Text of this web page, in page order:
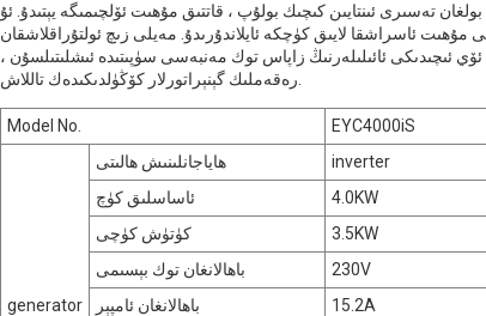
تەسىرى ئىنتايىن كىچىك بولۇپ ، قاتتىق مۇھىت ئۆلچىمىگە يېتىدۇ. ئۇ
ئاسراشقا لايىق كۈچكە ئايلاندۇرىدۇ. مەيلى زىچ ئولتۇراقلاشقان
ئىچىدىكى ئائىلىلەرنىڭ زاپاس توك مەنبەسى سۈپىتىدە ئىشلىتىلسۇن ،
Model No. EYC4000iS
generator
ھاياجانلىنىش ھالىتى
inverter
ئاساسلىق كۈچ
4.0KW
كۈتۈش كۈچى
3.5KW
باھالانغان توك بېسىمى
230V
باھالانغان ئامپېر
15.2A